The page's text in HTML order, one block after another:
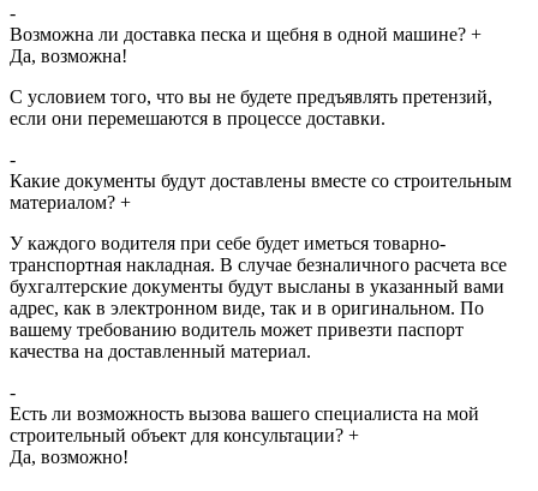
-
Возможна ли доставка песка и щебня в одной машине? +
Да, возможна!
С условием того, что вы не будете предъявлять претензий,
если они перемешаются в процессе доставки.
-
Какие документы будут доставлены вместе со строительным
материалом? +
У каждого водителя при себе будет иметься товарно-
транспортная накладная. В случае безналичного расчета все
бухгалтерские документы будут высланы в указанный вами
адрес, как в электронном виде, так и в оригинальном. По
вашему требованию водитель может привезти паспорт
качества на доставленный материал.
-
Есть ли возможность вызова вашего специалиста на мой
строительный объект для консультации? +
Да, возможно!